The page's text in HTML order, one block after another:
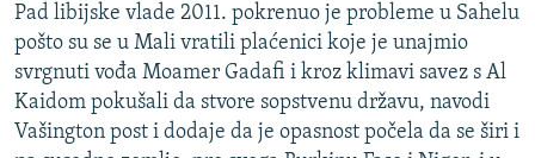
Pad libijske vlade 2011. pokrenuo je probleme u Sahelu
pošto su se u Mali vratili plaćenici koje je unajmio
svrgnuti vođa Moamer Gadafi i kroz klimavi savez s Al
Kaidom pokušali da stvore sopstvenu državu, navodi
Vašington post i dodaje da je opasnost počela da se širi i